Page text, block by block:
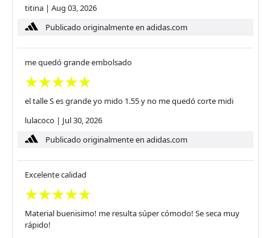
titina | Aug 03, 2026
Publicado originalmente en adidas.com
me quedó grande embolsado
el talle S es grande yo mido 1.55 y no me quedó corte midi
lulacoco | Jul 30, 2026
Publicado originalmente en adidas.com
Excelente calidad
Material buenisimo! me resulta súper cómodo! Se seca muy
rápido!